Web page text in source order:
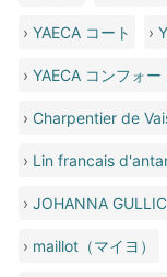
›YAECA コート ›
›YAECA コンフォー
› Charpentier de
› Lin francais
›JOHANNA
› maillot（マイヨ）